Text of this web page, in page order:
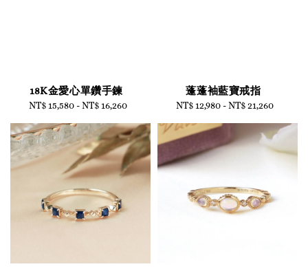
18K金愛心單鑽手鍊
Regular
NT$ 15,580-NT$ 16,260
蓬蓬袖藍寶戒指
Regular
NT$ 12,980 -NT$ 21,260